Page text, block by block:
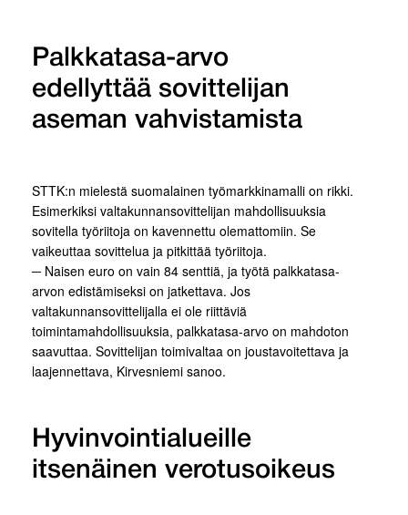
Palkkatasa-arvo
edellyttää sovittelijan
aseman vahvistamista
STTK:n mielestä suomalainen työmarkkinamalli on rikki.
Esimerkiksi valtakunnansovittelijan mahdollisuuksia
sovitella työriitoja on kavennettu olemattomiin. Se
vaikeuttaa sovittelua ja pitkittää työriitoja.
─ Naisen euro on vain 84 senttiä, ja työtä palkkatasa-
arvon edistämiseksi on jatkettava. Jos
valtakunnansovittelijalla ei ole riittäviä
toimintamahdollisuuksia, palkkatasa-arvo on mahdoton
saavuttaa. Sovittelijan toimivaltaa on joustavoitettava ja
laajennettava, Kirvesniemi sanoo.
Hyvinvointialueille
itsenäinen verotusoikeus